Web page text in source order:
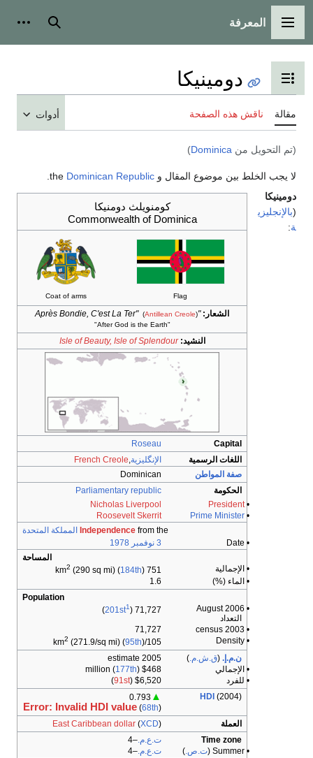
القائمة الرئيسية
المعرفة بحث
تبديل عرض جدول المحتويات
دومينيكا
مقالة ناقش هذه الصفحة أدوات
(تم التحويل من Dominica
)
لا يجب الخلط بين موضوع المقال و the Dominican Republic
كومنويلث دومنيكا
Commonwealth of Dominica
Flag
Coat of arms
الشعار:"Après Bondie, C'est La Ter"
(Antillean Creole)
"After God is the Earth"
النشيد: Isle of Beauty, Isle of Splendour
Capital
Roseau
اللغات الرسمية
الإنگليزية,
French Creole
صفة المواطن
Dominican
الحكومة
Parliamentary republic
•
President
Nicholas Liverpool
•
Prime Minister
Roosevelt Skerrit
Independence from the
المملكة المتحدة
• Date
3 نوفمبر
1978
المساحة
• الإجمالية
751 km
2 (290 sq mi) (184th)
• الماء (%)
1.6
Population
• August 2006
التعداد
71,727 (
201st1
)
• 2003 census
71,727
• Density
105/km
2 (271.9/sq mi) (95th)
ن.م.إ. (ق.ش.م.)
2005 estimate
• الإجمالي
$468 million (
177th)
• للفرد
$6,520 (
91st
)
HDI (2004)
▲
0.793
Error: Invalid HDI value(68th)
العملة
East Caribbean dollar(XCD)
Time zone
ت.ع.م.–4
• Summer (
ت.ص.) ت.ع.م.–4
دومينيكا
(بالإنجليزي
ة: